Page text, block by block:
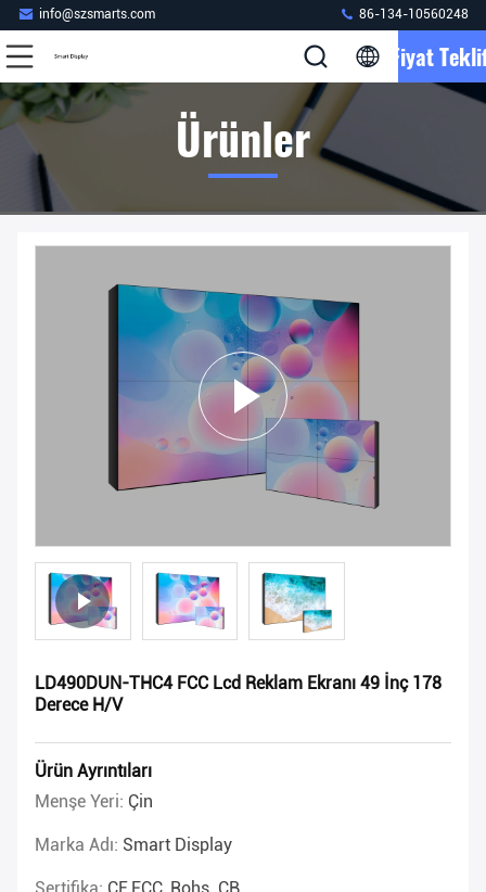
info@szsmarts.com 86-134-10560248
Fiyat
Ürünler
LD490DUN-THC4 FCC Lcd Reklam Ekranı 49 İnç 178
Derece H/V
Ürün Ayrıntıları
Menşe Yeri: Çin
Marka Adı: Smart Display